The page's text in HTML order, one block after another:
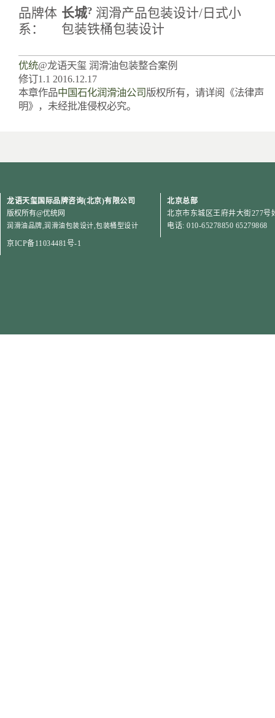
品牌体
系：
长城? 润滑产品包装设计/日式小
包装铁桶包装设计
优统@龙语天玺 润滑油包装整合案例
修订1.1 2016.12.17
本章作品中国石化润滑油公司版权所有，请详阅《法律声
明》，未经批准侵权必究。
龙语天玺国际品牌咨询(北京)有限公司
版权所有@优统网
润滑油品牌 润滑油包装设计 包装桶型设计
京ICP备11034481号-1
北京总部
北京市东城区王府井大街277号
电话: 010-65278850 65279868